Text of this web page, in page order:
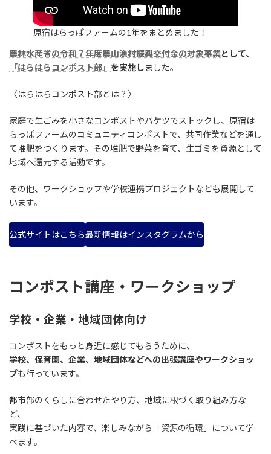
原宿はらっぱファームの1年をまとめました！
農林水産省の令和７年度農山漁村振興交付金の対象事業として、
「はらはらコンポスト部」 を実施しました。
〈はらはらコンポスト部とは？〉
家庭で生ごみを小さなコンポストやバケツでストックし、原宿は
らっぱファームのコミュニティコンポストで、共同作業などを通し
て堆肥をつくります。その堆肥で野菜を育て、生ゴミを資源として
地域へ還元する活動です。
その他、ワークショップや学校連携プロジェクトなども展開して
います。
公式サイトはこちら最新情報はインスタグラムから
コンポスト講座・ワークショップ
学校・企業・地域団体向け
コンポストをもっと身近に感じてもらうために、
学校、保育園、企業、地域団体などへの出張講座やワークショッ
プも行っています。
都市部のくらしに合わせたやり方、地域に根づく取り組み方な
ど、
実践に基づいた内容で、楽しみながら「資源の循環」について学
べます。